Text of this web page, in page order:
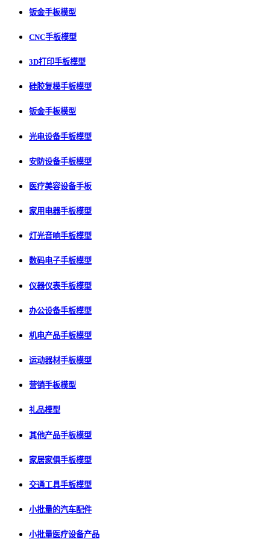
钣金手板模型
CNC手板模型
3D打印手板模型
硅胶复模手板模型
钣金手板模型
光电设备手板模型
安防设备手板模型
医疗美容设备手板
家用电器手板模型
灯光音响手板模型
数码电子手板模型
仪器仪表手板模型
办公设备手板模型
机电产品手板模型
运动器材手板模型
营销手板模型
礼品模型
其他产品手板模型
家居家俱手板模型
交通工具手板模型
小批量的汽车配件
小批量医疗设备产品